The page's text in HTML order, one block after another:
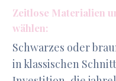
Zeitlose Materialien
wählen:
Schwarzes oder
in klassischen